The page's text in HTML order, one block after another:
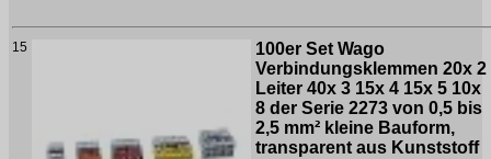
15
100er Set Wago
Verbindungsklemmen 20x 2
Leiter 40x 3 15x 4 15x 5 10x
8 der Serie 2273 von 0,5 bis
2,5 mm² kleine Bauform,
transparent aus Kunststoff